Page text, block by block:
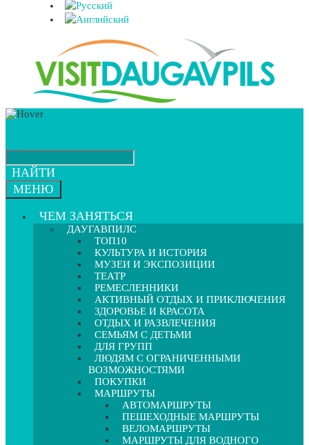
НАЙТИ
МЕНЮ
ЧЕМ ЗАНЯТЬСЯ
ДАУГАВПИЛС
ТОП10
КУЛЬТУРА И ИСТОРИЯ
МУЗЕИ И ЭКСПОЗИЦИИ
ТЕАТР
РЕМЕСЛЕННИКИ
АКТИВНЫЙ ОТДЫХ И ПРИКЛЮЧЕНИЯ
ЗДОРОВЬЕ И КРАСОТА
ОТДЫХ И РАЗВЛЕЧЕНИЯ
СЕМЬЯМ С ДЕТЬМИ
ДЛЯ ГРУПП
ЛЮДЯМ С ОГРАНИЧЕННЫМИ
ВОЗМОЖНОСТЯМИ
ПОКУПКИ
МАРШРУТЫ
АВТОМАРШРУТЫ
ПЕШЕХОДНЫЕ МАРШРУТЫ
ВЕЛОМАРШРУТЫ
МАРШРУТЫ ДЛЯ ВОДНОГО